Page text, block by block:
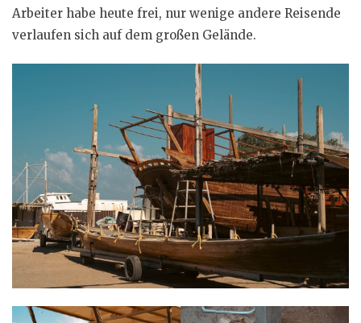
Arbeiter habe heute frei, nur wenige andere Reisende
verlaufen sich auf dem großen Gelände.